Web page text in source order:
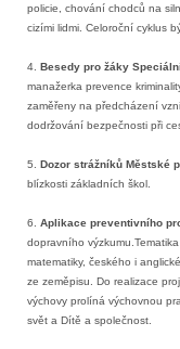
policie, chování chodců na
cizími lidmi. Celoroční cyklus
4. Besedy pro žáky
manažerka prevence
zaměřeny na předcházení
dodržování bezpečnosti při
5. Dozor strážníků Městské
blízkosti základních škol.
6. Aplikace preventivního
dopravního
matematiky, českého i
ze zeměpisu. Do realizace
výchovy prolíná výchovnou
svět a Dítě a společnost.